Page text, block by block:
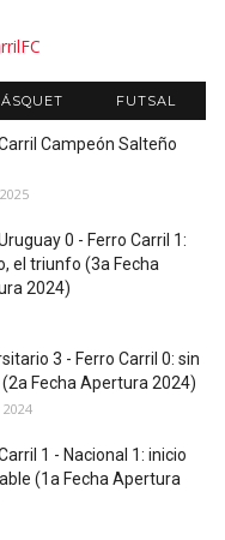
FUTSAL
Campeón Salteño
0 - Ferro Carril 1:
el triunfo (3a Fecha
2024)
3 - Ferro Carril 0: sin
Fecha Apertura 2024)
2024
1 - Nacional 1: inicio
(1a Fecha Apertura